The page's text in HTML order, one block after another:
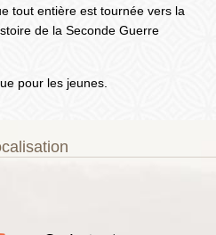
tout entière est tournée vers la
de la Seconde Guerre
pour les jeunes.